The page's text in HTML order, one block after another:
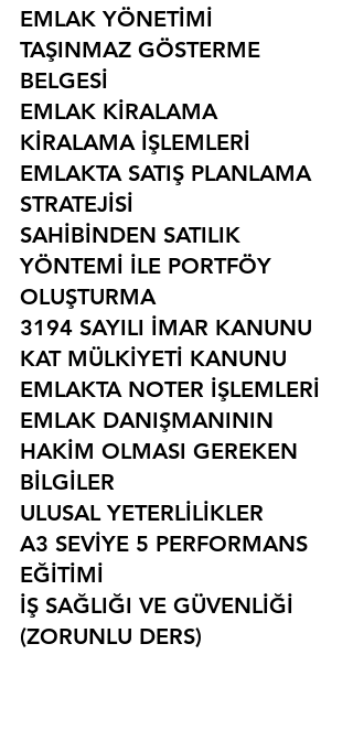
EMLAK YÖNETİMİ
TAŞINMAZ GÖSTERME
BELGESİ
EMLAK KİRALAMA
KİRALAMA İŞLEMLERİ
EMLAKTA SATIŞ PLANLAMA
STRATEJİSİ
SAHİBİNDEN SATILIK
YÖNTEMİ İLE PORTFÖY
OLUŞTURMA
3194 SAYILI İMAR KANUNU
KAT MÜLKİYETİ KANUNU
EMLAKTA NOTER İŞLEMLERİ
EMLAK DANIŞMANININ
HAKİM OLMASI GEREKEN
BİLGİLER
ULUSAL YETERLİLİKLER
A3 SEVİYE 5 PERFORMANS
EĞİTİMİ
İŞ SAĞLIĞI VE GÜVENLİĞİ
(ZORUNLU DERS)